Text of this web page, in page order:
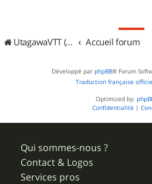
UtagawaVTT (Randos VTT et VTTAE avec traces GPS) Accueil forum
Développé par phpBB® Forum
Traduction française
Optimized by:
Confidentialité |
Qui sommes-nous ?
Contact & Logos
Services pros